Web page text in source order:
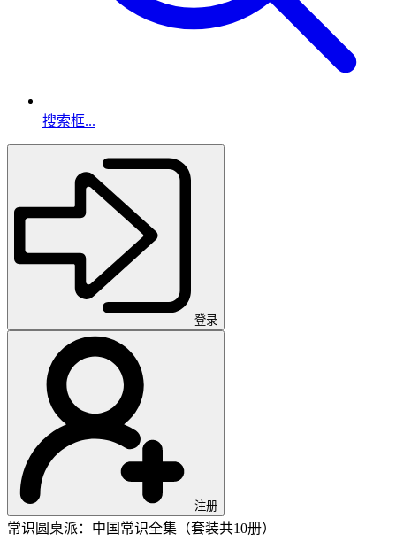
搜索框...
登录
注册
常识圆桌派：中国常识全集（套装共10册）